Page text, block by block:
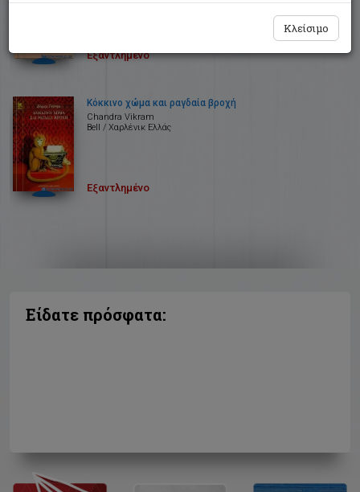
Εξαντλημένο
Κόκκινο χώμα και ραγδαία βροχή
Chandra Vikram
Bell / Χαρλένικ Ελλάς
Εξαντλημένο
Είδατε πρόσφατα:
Κλείσιμο